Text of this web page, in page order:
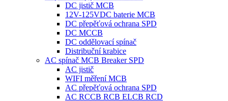
DC jistič MCB
12V-125VDC baterie MCB
DC přepěťová ochrana SPD
DC MCCB
DC oddělovací spínač
Distribuční krabice
AC spínač MCB Breaker SPD
AC jistič
WIFI měření MCB
AC přepěťová ochrana SPD
AC RCCB RCB ELCB RCD